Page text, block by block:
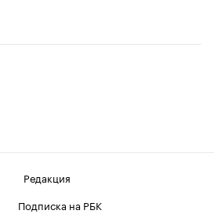
Редакция
Подписка на РБК